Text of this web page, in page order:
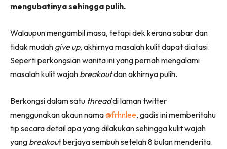
mengubatinya sehingga pulih.
Walaupun mengambil masa, tetapi dek kerana sabar dan
tidak mudah give up, akhirnya masalah kulit dapat diatasi.
Seperti perkongsian wanita ini yang pernah mengalami
masalah kulit wajah breakoutdan akhirnya pulih.
Berkongsi dalam satu threaddi laman twitter
menggunakan akaun nama@frhnlee, gadis ini memberitahu
tip secara detail apa yang dilakukan sehingga kulit wajah
yang breakout berjaya sembuh setelah 8 bulan menderita.